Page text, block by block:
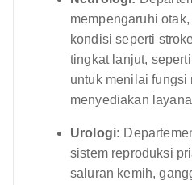
mempengaruhi
kondisi seperti
tingkat lanjut,
untuk menilai
menyediakan
Urologi:
sistem reproduksi
saluran kemih,